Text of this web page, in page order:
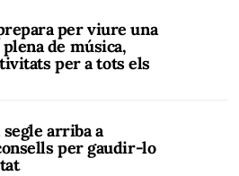
per viure una
de música,
per a tots els
segle arriba a
per gaudir-lo